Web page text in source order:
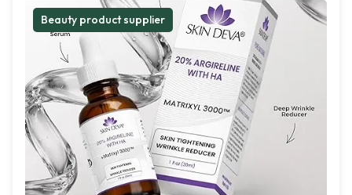
Beauty product supplier